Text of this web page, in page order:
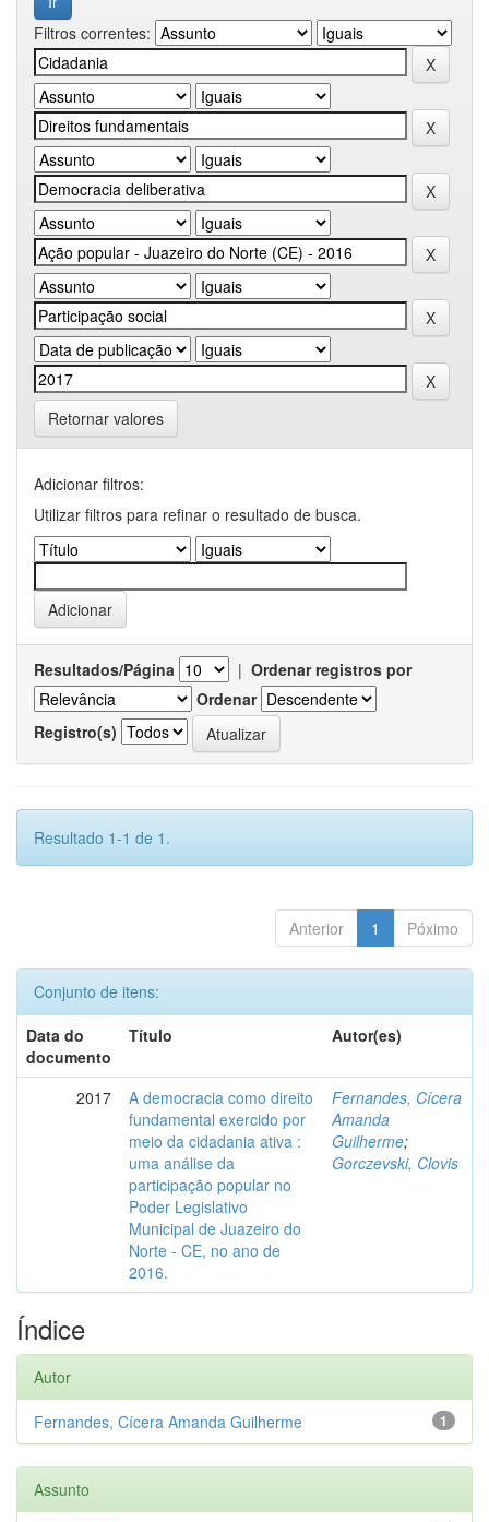
Filtros correntes:
Retornar valores
Adicionar filtros:
Utilizar filtros para refinar o resultado de busca.
Resultados/Página | Ordenar registros por
Ordenar
Registro(s)
Resultado 1-1 de 1.
Anterior 1 Póximo
Conjunto de itens:
Data do
documento
Título Autor(es)
2017
A democracia como direito
fundamental exercido por
meio da cidadania ativa :
uma análise da
participação popular no
Poder Legislativo
Municipal de Juazeiro do
Norte - CE, no ano de
2016.
Fernandes, Cícera
Amanda
Guilherme;
Gorczevski, Clovis
Índice
Autor
1
Fernandes, Cícera Amanda Guilherme
Assunto